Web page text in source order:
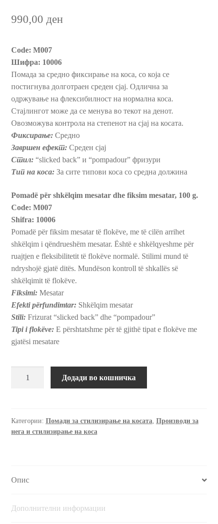
Пријава и Наплата
990,00 ден
Code: M007
Шифра: 10006
Помада за средно фиксирање на коса, со која се
постигнува долготраен среден сјај. Одлична за
одржување на флексибилност на нормална коса.
Стајлингот може да се менува во текот на денот.
Овозможува контрола на степенот на сјај на косата.
Фиксирање:Средно
Завршен ефект:Среден сјај
Стил:“slicked back” и “pompadour” фризури
Тип на коса:За сите типови коса со средна должина
Pomadë për shkëlqim mesatar dhe fiksim mesatar, 100 g.
Code: M007
Shifra: 10006
Pomadë për fiksim mesatar të flokëve, me të cilën arrihet
shkëlqim i qëndrueshëm mesatar. Është e shkëlqyeshme për
ruajtjen e fleksibilitetit të flokëve normalë. Stilimi mund të
ndryshojë gjatë ditës. Mundëson kontroll të shkallës së
shkëlqimit të flokëve.
Fiksimi:Mesatar
Efekti përfundimtar:Shkëlqim mesatar
Stili:Frizurat “slicked back” dhe “pompadour”
Tipi i flokëve: E përshtatshme për të gjithë tipat e flokëve me
gjatësi mesatare
и
средно
количина
Додади во кошничка
Категории: Помади за стилизирање на косата, Производи за
нега и стилизирање на коса
Опис
Дополнителни информации